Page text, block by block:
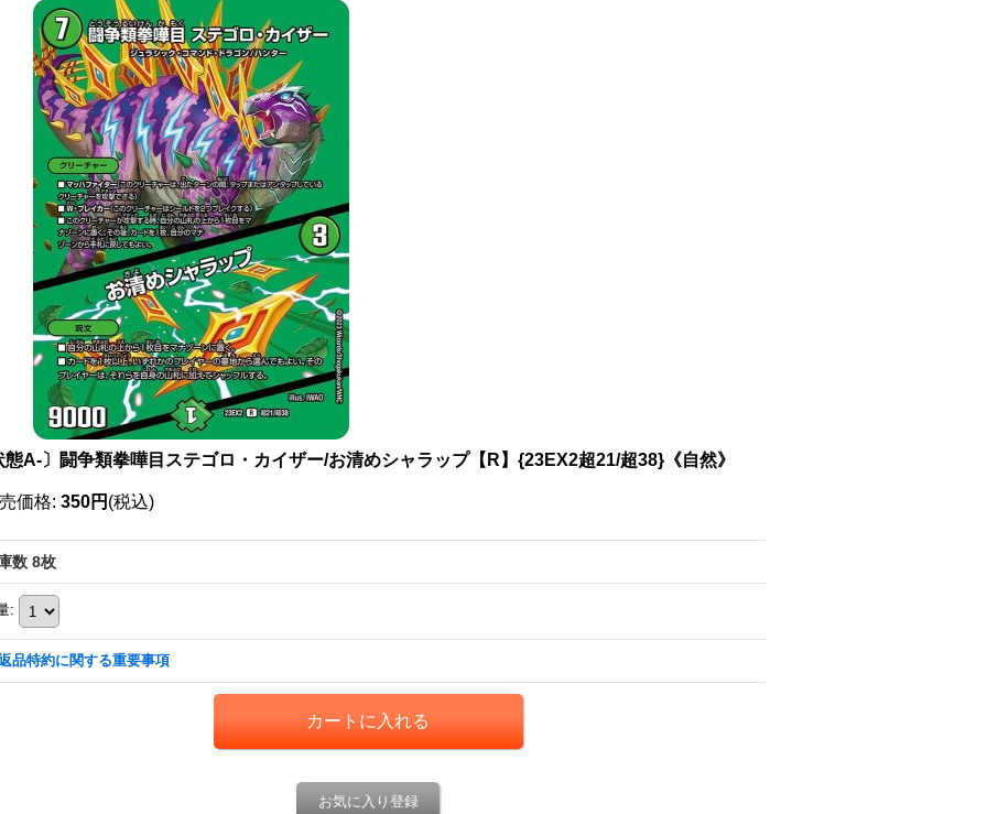
態A-〕闘争類拳嘩目ステゴロ・カイザー/お清めシャラップ【R】{23EX2超21/超38}《自然》
価格: 350円 (税込)
数 8枚
:
品特約に関する重要事項
お気に入り登録